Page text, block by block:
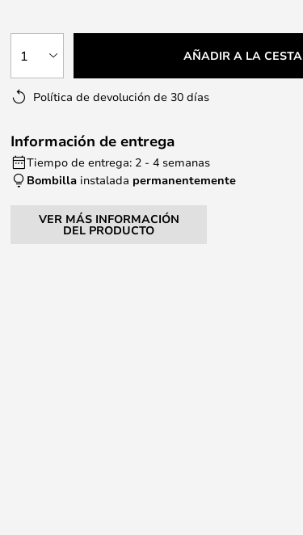
1 AÑADIR A LA CESTA
Política de devolución de 30 días
Información de entrega
Tiempo de entrega: 2 - 4 semanas
Bombilla instalada permanentemente
VER MÁS INFORMACIÓN
DEL PRODUCTO